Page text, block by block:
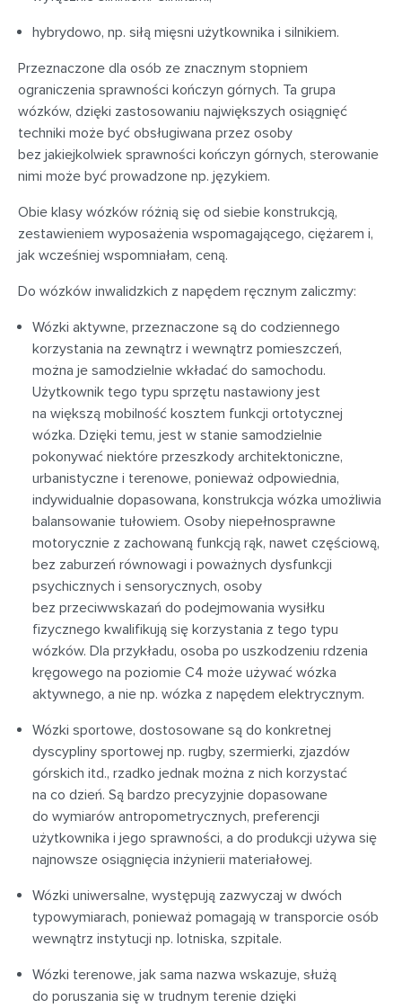
hybrydowo, np. siłą mięsni użytkownika i silnikiem.
Przeznaczone dla osób ze znacznym stopniem
ograniczenia sprawności kończyn górnych. Ta grupa
wózków, dzięki zastosowaniu największych osiągnięć
techniki może być obsługiwana przez osoby
bez jakiejkolwiek sprawności kończyn górnych, sterowanie
nimi może być prowadzone np. językiem.
Obie klasy wózków różnią się od siebie konstrukcją,
zestawieniem wyposażenia wspomagającego, ciężarem i,
jak wcześniej wspomniałam, ceną.
Do wózków inwalidzkich z napędem ręcznym zaliczmy:
Wózki aktywne, przeznaczone są do codziennego
korzystania na zewnątrz i wewnątrz pomieszczeń,
można je samodzielnie wkładać do samochodu.
Użytkownik tego typu sprzętu nastawiony jest
na większą mobilność kosztem funkcji ortotycznej
wózka. Dzięki temu, jest w stanie samodzielnie
pokonywać niektóre przeszkody architektoniczne,
urbanistyczne i terenowe, ponieważ odpowiednia,
indywidualnie dopasowana, konstrukcja wózka umożliwia
balansowanie tułowiem. Osoby niepełnosprawne
motorycznie z zachowaną funkcją rąk, nawet częściową,
bez zaburzeń równowagi i poważnych dysfunkcji
psychicznych i sensorycznych, osoby
bez przeciwwskazań do podejmowania wysiłku
fizycznego kwalifikują się korzystania z tego typu
wózków. Dla przykładu, osoba po uszkodzeniu rdzenia
kręgowego na poziomie C4 może używać wózka
aktywnego, a nie np. wózka z napędem elektrycznym.
Wózki sportowe, dostosowane są do konkretnej
dyscypliny sportowej np. rugby, szermierki, zjazdów
górskich itd., rzadko jednak można z nich korzystać
na co dzień. Są bardzo precyzyjnie dopasowane
do wymiarów antropometrycznych, preferencji
użytkownika i jego sprawności, a do produkcji używa się
najnowsze osiągnięcia inżynierii materiałowej.
Wózki uniwersalne, występują zazwyczaj w dwóch
typowymiarach, ponieważ pomagają w transporcie osób
wewnątrz instytucji np. lotniska, szpitale.
Wózki terenowe, jak sama nazwa wskazuje, służą
do poruszania się w trudnym terenie dzięki